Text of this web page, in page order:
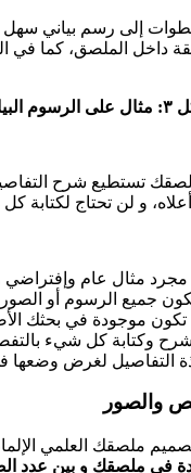
إلى رسم بياني
داخل الملصق، كما في
تستطيع شرح
و لن تحتاج لكتابة
مجرد مثال عام وإفتراضي
جميع الرسوم أو
تكون موجودة في بحثك
وكتابة كل شيء
التفاصيل لغرض وضعها
والصور
ملصقك العلمي
في ملصقك و بين عدد